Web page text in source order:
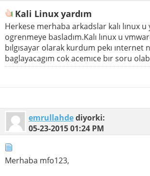
Kali Linux yardım
Herkese merhaba arkadslar kalı lınux u
ogrenmeye basladım.Kalı lınux u
bılgısayar olarak kurdum pekı ınternet
baglayacagım cok acemıce bır soru
emrullahdediyorki:
05-23-201501:24 PM
Merhaba mfo123,